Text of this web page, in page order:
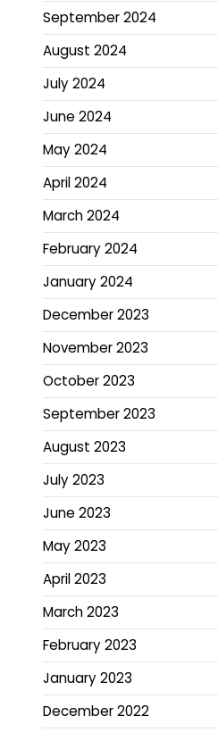
September 2024
August 2024
July 2024
June 2024
May 2024
April 2024
March 2024
February 2024
January 2024
December 2023
November 2023
October 2023
September 2023
August 2023
July 2023
June 2023
May 2023
April 2023
March 2023
February 2023
January 2023
December 2022